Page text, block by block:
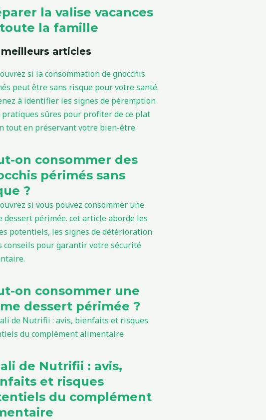
la valise vacances
la famille
meilleurs articles
on consommer des
périmés sans
?
on consommer une
dessert périmée ?
de Nutrifii : avis,
et risques
du complément